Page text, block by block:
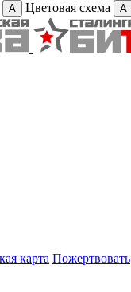
А Цветовая схема А
карта Пожертвовать